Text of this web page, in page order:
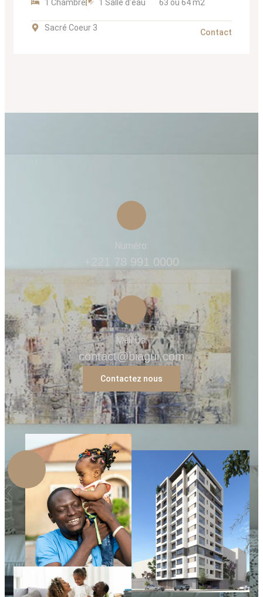
1 Chambre 1 Salle d'eau 63 ou 64 m2
Sacré Coeur 3 Contact
Numéro:
+221 78 991 0000
Mail Us:
contact@biagui.com
Contactez nous